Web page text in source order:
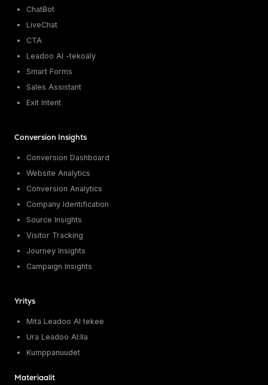
ChatBot
LiveChat
CTA
Leadoo AI -tekoäly
Smart Forms
Sales Assistant
Exit Intent
Conversion Insights
Conversion Dashboard
Website Analytics
Conversion Analytics
Company Identification
Source Insights
Visitor Tracking
Journey Insights
Campaign Insights
Yritys
Mitä Leadoo AI tekee
Ura Leadoo AI:lla
Kumppanuudet
Materiaalit